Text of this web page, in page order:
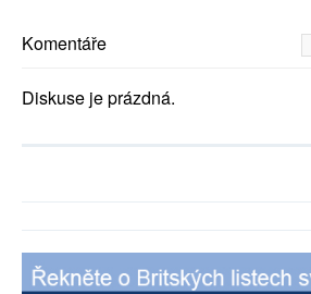
Komentáře
Diskuse je prázdná.